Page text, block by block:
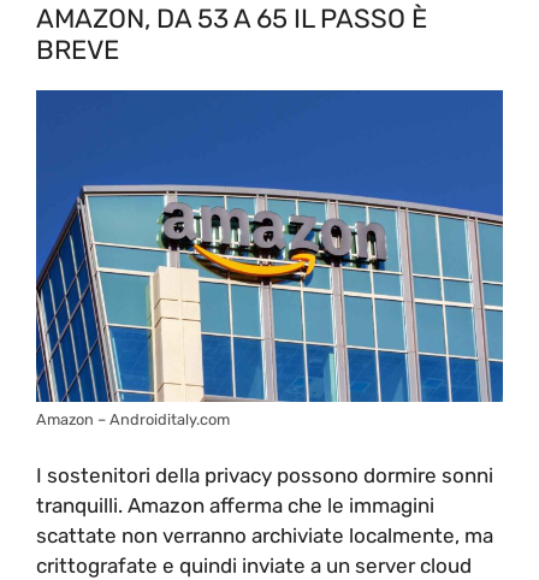
AMAZON, DA 53 A 65 IL PASSO È
BREVE
Amazon – Androiditaly.com
I sostenitori della privacy possono dormire sonni
tranquilli. Amazon afferma che le immagini
scattate non verranno archiviate localmente, ma
crittografate e quindi inviate a un server cloud